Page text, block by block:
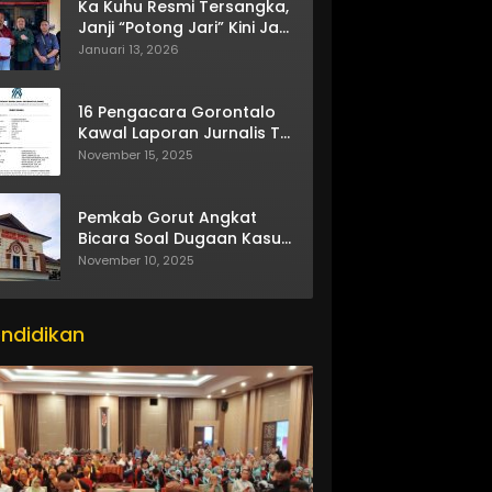
Ka Kuhu Resmi Tersangka,
Janji “Potong Jari” Kini Jadi
Bumerang
Januari 13, 2026
16 Pengacara Gorontalo
Kawal Laporan Jurnalis TV
One
November 15, 2025
Pemkab Gorut Angkat
Bicara Soal Dugaan Kasus
Asusila Oknum ASN
November 10, 2025